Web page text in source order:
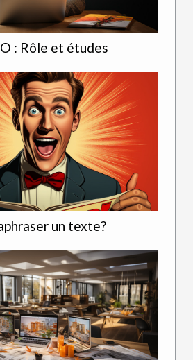
: Rôle et études
un texte?